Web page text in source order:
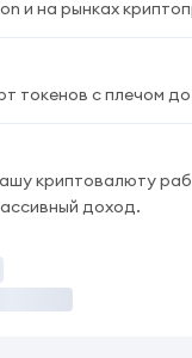
и на рынках
токенов с плечом до
криптовалюту
доход.